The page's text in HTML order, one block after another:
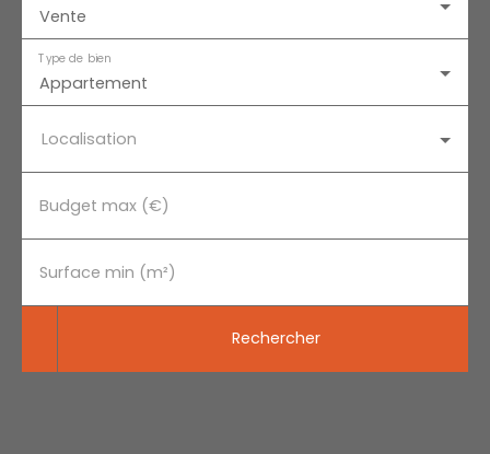
Vente
Appartement
Type de bien
Localisation
Budget max (€)
Surface min (m²)
Rechercher